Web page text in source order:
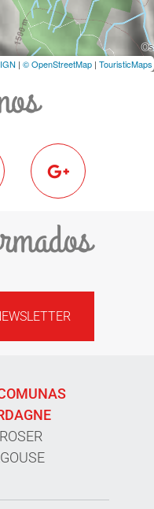
| © OpenStreetMap | TouristicMaps